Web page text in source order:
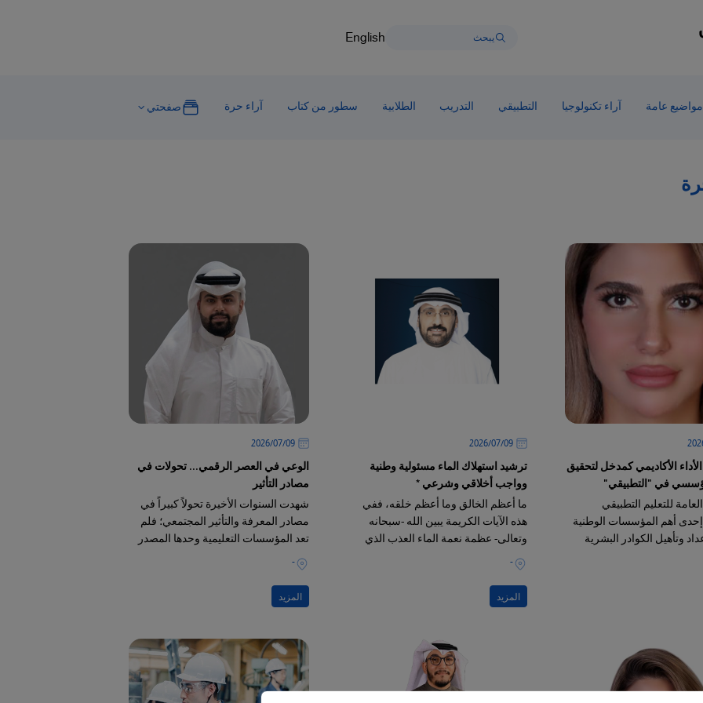
English
مواضيع عامة آراء تكنولوجيا التطبيقي التدريب الطلابية سطور من كتاب آراء حرة صفحتي
الأكاديمي كمدخل لتحقيق
في "التطبيقي"
للتعليم التطبيقي
إحدى أهم المؤسسات الوطنية
وتأهيل الكوادر البشرية
تلبية احتياجات التنمية في
09‏/07‏/2026
ترشيد استهلاك الماء مسئولية وطنية
وواجب أخلاقي وشرعي *
ما أعظم الخالق وما أعظم خلقه، ففي
هذه الآيات الكريمة يبين الله -سبحانه
وتعالى- عظمة نعمة الماء العذب الذي
جعله سبباً للحياة على سطح الأرض
-
المزيد
09‏/07‏/2026
الوعي في العصر الرقمي... تحولات في
مصادر التأثير
شهدت السنوات الأخيرة تحولاً كبيراً في
مصادر المعرفة والتأثير المجتمعي؛ فلم
تعد المؤسسات التعليمية وحدها المصدر
الرئيسي لتشكيل الوعي وبناء التصورات
لدى الأفراد
-
المزيد